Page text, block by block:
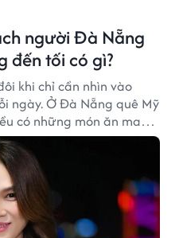
người Đà Nẵng
đến tối có gì?
khi chỉ cần nhìn vào
ngày. Ở Đà Nẵng quê Mỹ
có những món ăn mang